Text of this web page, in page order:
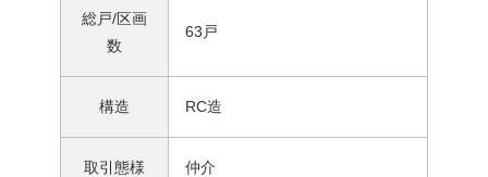
総戸/区画
数
63戸
構造 RC造
取引態様 仲介